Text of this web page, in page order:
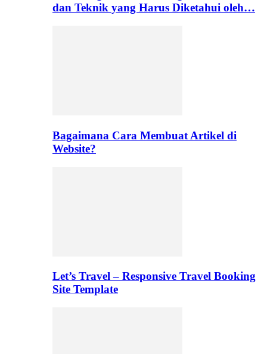
dan Teknik yang Harus Diketahui oleh…
Bagaimana Cara Membuat Artikel di
Website?
Let’s Travel – Responsive Travel Booking
Site Template